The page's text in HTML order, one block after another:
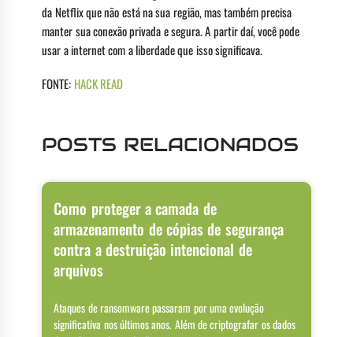
da Netflix que não está na sua região, mas também precisa
manter sua conexão privada e segura. A partir daí, você pode
usar a internet com a liberdade que isso significava.
FONTE: HACK READ
POSTS RELACIONADOS
Como proteger a camada de
armazenamento de cópias de segurança
contra a destruição intencional de
arquivos
Ataques de ransomware passaram por uma evolução
significativa nos últimos anos. Além de criptografar os dados